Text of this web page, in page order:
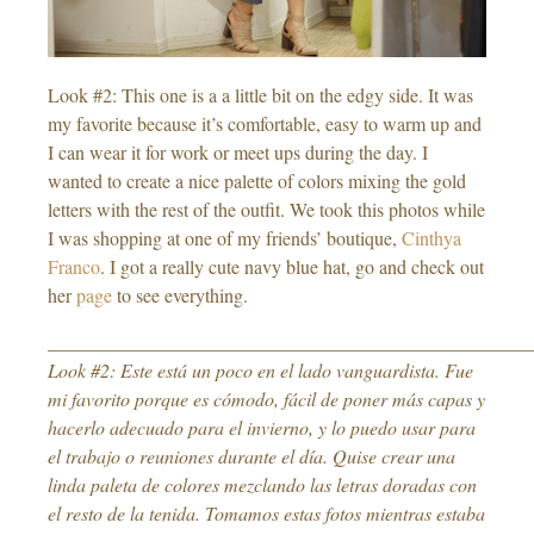
Look #2: This one is a a little bit on the edgy side. It was
my favorite because it’s comfortable, easy to warm up and
I can wear it for work or meet ups during the day. I
wanted to create a nice palette of colors mixing the gold
letters with the rest of the outfit. We took this photos while
I was shopping at one of my friends’ boutique, Cinthya
Franco. I got a really cute navy blue hat, go and check out
herpageto see everything.
Look #2: Este está un poco en el lado vanguardista. Fue
mi favorito porque es cómodo, fácil de poner más capas y
hacerlo adecuado para el invierno, y lo puedo usar para
el trabajo o reuniones durante el día. Quise crear una
linda paleta de colores mezclando las letras doradas con
el resto de la tenida. Tomamos estas fotos mientras estaba